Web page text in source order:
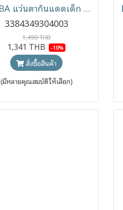
BEABA แว่นตากันแดดเด็ก Sunglasses รุ่น Square (4-6y)
3384349304003
1,490 THB
1,341 THB -10%
สั่งซื้อสินค้า
(มีหลายคุณสมบัติให้เลือก)